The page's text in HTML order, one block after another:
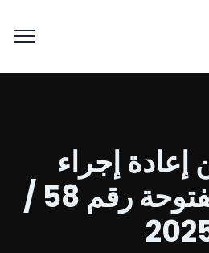
إعادة إجراء
استشارة مفتوحة رقم 58 /